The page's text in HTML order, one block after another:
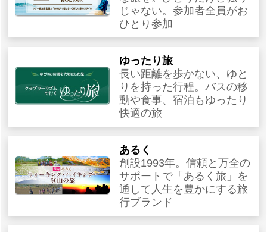
じゃない。参加者全員がお
ひとり参加
ゆったり旅
長い距離を歩かない、ゆと
りを持った行程。バスの移
動や食事、宿泊もゆったり
快適の旅
あるく
創設1993年。信頼と万全の
サポートで「あるく旅」を
通して人生を豊かにする旅
行ブランド